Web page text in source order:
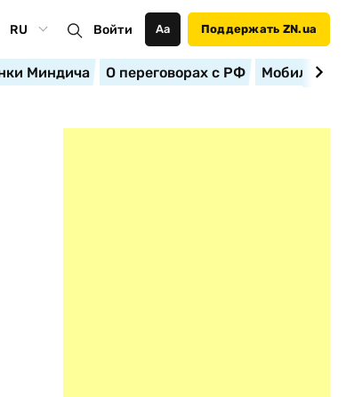
RU Войти Аа Поддержать ZN.ua
Миндича О переговорах с РФ